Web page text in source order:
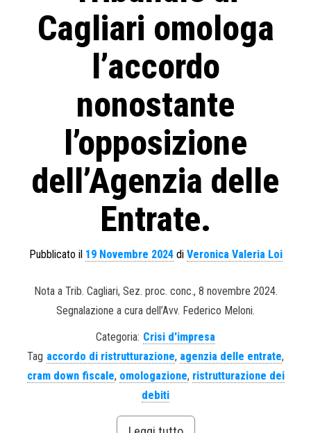
Cagliari omologa
l’accordo
nonostante
l’opposizione
dell’Agenzia delle
Entrate.
Pubblicato il 19 Novembre 2024di Veronica Valeria Loi
Nota a Trib. Cagliari, Sez. proc. conc., 8 novembre 2024.
Segnalazione a cura dell’Avv. Federico Meloni.
Categoria: Crisi d'impresa
Tag accordo di ristrutturazione, agenzia delle entrate,
cram down fiscale, omologazione, ristrutturazione dei
debiti